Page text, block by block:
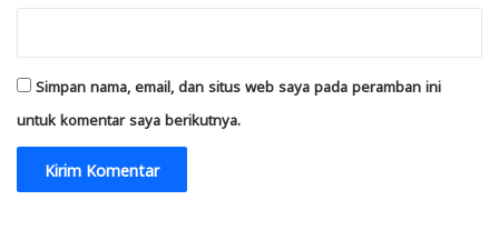
Simpan nama, email, dan situs web saya pada peramban ini
untuk komentar saya berikutnya.